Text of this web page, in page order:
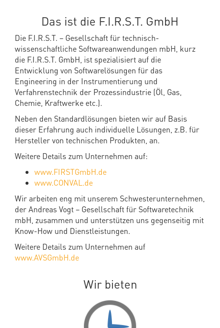
Das ist die F.I.R.S.T. GmbH
Die F.I.R.S.T. – Gesellschaft für technisch-
wissenschaftliche Softwareanwendungen mbH, kurz
die F.I.R.S.T. GmbH, ist spezialisiert auf die
Entwicklung von Softwarelösungen für das
Engineering in der Instrumentierung und
Verfahrenstechnik der Prozessindustrie (Öl, Gas,
Chemie, Kraftwerke etc.).
Neben den Standardlösungen bieten wir auf Basis
dieser Erfahrung auch individuelle Lösungen, z.B. für
Hersteller von technischen Produkten, an.
Weitere Details zum Unternehmen auf:
www.FIRSTGmbH.de
www.CONVAL.de
Wir arbeiten eng mit unserem Schwesterunternehmen,
der Andreas Vogt – Gesellschaft für Softwaretechnik
mbH, zusammen und unterstützen uns gegenseitig mit
Know-How und Dienstleistungen.
Weitere Details zum Unternehmen auf
www.AVSGmbH.de
Wir bieten